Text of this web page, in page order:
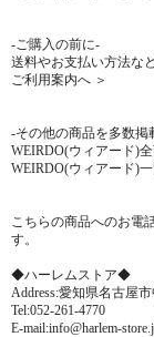
-ご購入の前に-
送料やお支払い方法な
ご利用案内へ ＞
-その他の商品を多数掲
WEIRDO(ウィアード)
WEIRDO(ウィアード)一
こちらの商品へのお電
す。
◆ハーレムストア◆
Address:愛知県名古屋
Tel:052-261-4770
E-mail:info@harlem-